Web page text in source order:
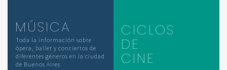
MÚSICA
Toda la información sobre
ópera, ballet y conciertos de
diferentes géneros en la ciudad
de Buenos Aires
CICLOS
DE
CINE